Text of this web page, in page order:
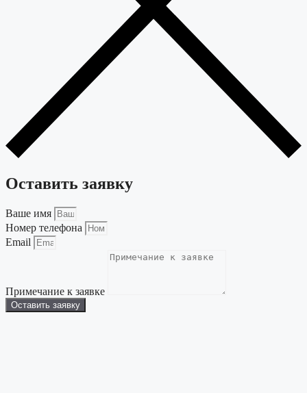
Оставить заявку
Ваше имя
Номер телефона
Email
Примечание к заявке
Оставить заявку